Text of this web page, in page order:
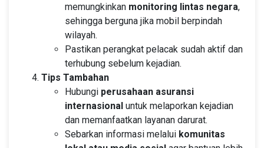
memungkinkan monitoring lintas negara,
sehingga berguna jika mobil berpindah
wilayah.
Pastikan perangkat pelacak sudah aktif dan
terhubung sebelum kejadian.
Tips Tambahan
Hubungi perusahaan asuransi
internasional untuk melaporkan kejadian
dan memanfaatkan layanan darurat.
Sebarkan informasi melalui komunitas